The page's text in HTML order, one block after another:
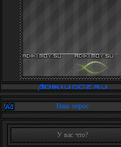
Наш опрос
У вас что?